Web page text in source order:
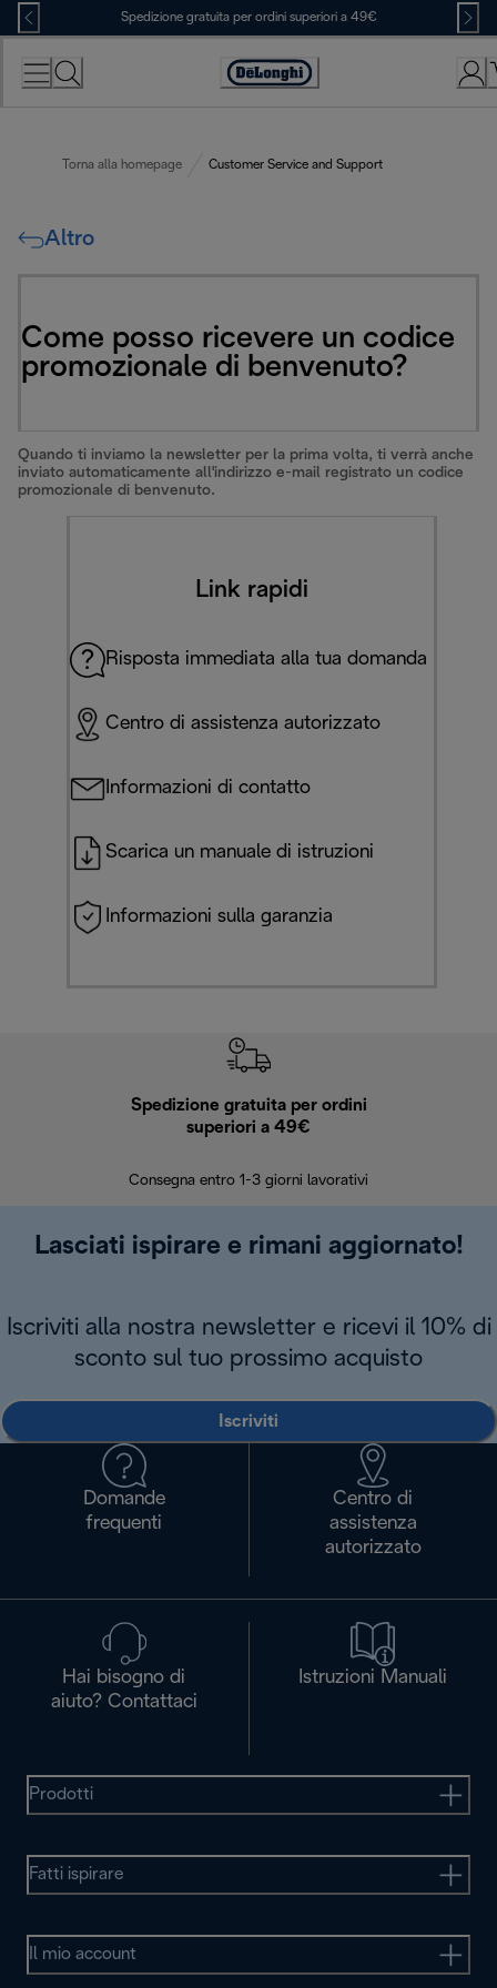
Skip
to
Content
Spedizione gratuita per ordini superiori a 49€
Accessibility
Torna alla homepage Customer Service and Support
Altro
Come posso ricevere un codice
promozionale di benvenuto?
Quando ti inviamo la newsletter per la prima volta, ti verrà anche
inviato automaticamente all'indirizzo e-mail registrato un codice
promozionale di benvenuto.
Link rapidi
Risposta immediata alla tua domanda
Centro di assistenza autorizzato
Informazioni di contatto
Scarica un manuale di istruzioni
Informazioni sulla garanzia
Spedizione gratuita per ordini
superiori a 49€
Consegna entro 1-3 giorni lavorativi
Lasciati ispirare e rimani aggiornato!
Iscriviti alla nostra newsletter e ricevi il 10% di
sconto sul tuo prossimo acquisto
Iscriviti
Domande
frequenti
Centro di
assistenza
autorizzato
Hai bisogno di
aiuto? Contattaci
Istruzioni Manuali
Prodotti
Fatti ispirare
Il mio account